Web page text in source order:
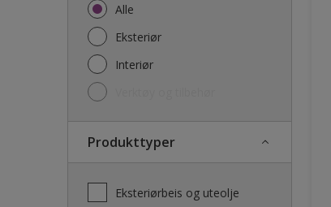
Alle
Eksteriør
Interiør
Produkttyper
Eksteriørbeis og uteolje